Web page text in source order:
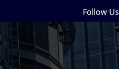
Follow Us